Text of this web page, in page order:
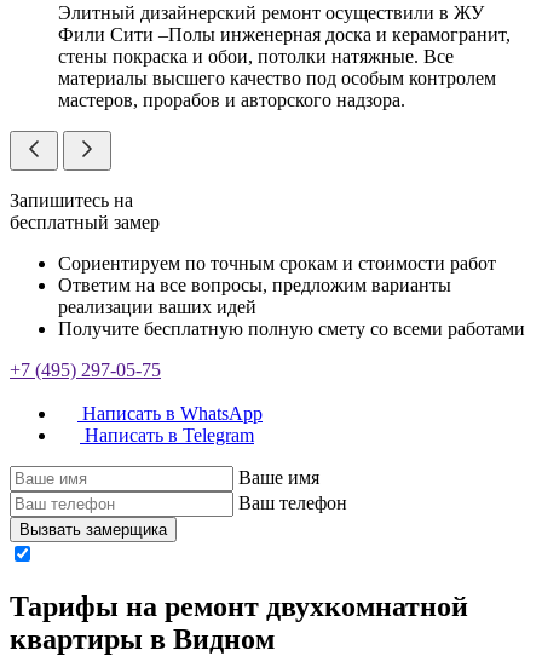
Элитный дизайнерский ремонт осуществили в ЖУ
Фили Сити –Полы инженерная доска и керамогранит,
стены покраска и обои, потолки натяжные. Все
материалы высшего качество под особым контролем
мастеров, прорабов и авторского надзора.
Запишитесь на
бесплатный замер
Сориентируем по точным срокам и стоимости работ
Ответим на все вопросы, предложим варианты
реализации ваших идей
Получите бесплатную полную смету со всеми работами
+7 (495) 297-05-75
Написать в WhatsApp
Написать в Telegram
Ваше имя
Ваш телефон
Вызвать замерщика
Тарифы на ремонт двухкомнатной
квартиры в Видном